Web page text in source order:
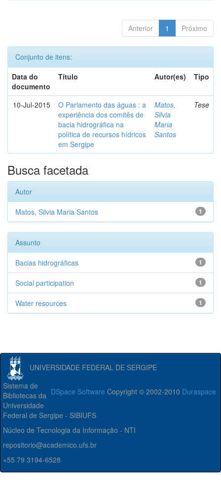
Anterior 1 Próximo
Conjunto de itens:
Data do
documento
Título Autor(es) Tipo
10-Jul-2015
O Parlamento das águas : a
experiência dos comitês de
bacia hidrográfica na
política de recursos hídricos
em Sergipe
Matos,
Silvia
Maria
Santos
Tese
Busca facetada
Autor
1
Matos, Silvia Maria Santos
Assunto
1
Bacias hidrográficas
1
Social participation
1
Water resources
UNIVERSIDADE FEDERAL DE SERGIPE
DSpace Software Copyright © 2002-2010 Duraspace
Sistema de
Bibliotecas da
Universidade
Federal de Sergipe - SIBIUFS
Núcleo de Tecnologia da Informação - NTI
repositorio@academico.ufs.br
+55 79 3194-6528